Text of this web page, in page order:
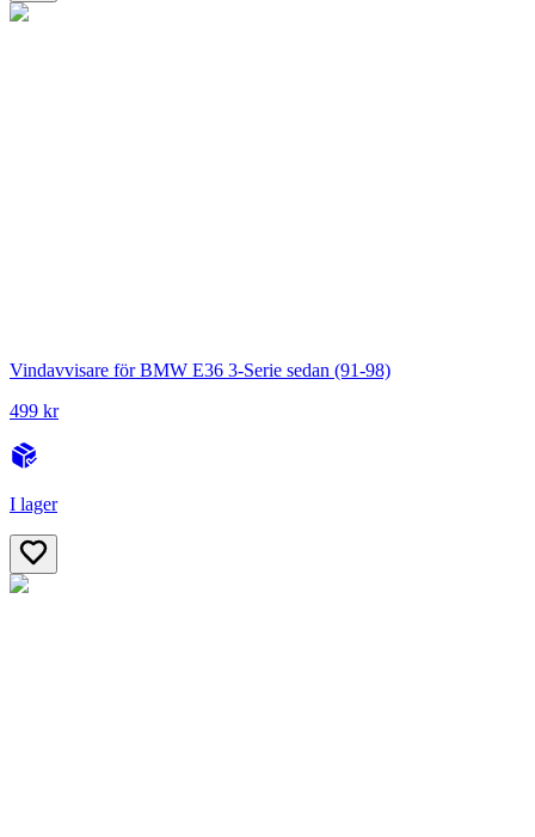
Vindavvisare för BMW E36 3-Serie sedan (91-98)
499 kr
I lager